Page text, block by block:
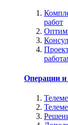
работ
Операции